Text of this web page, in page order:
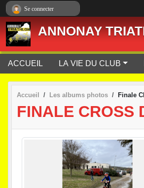
ANNONAY
ACCUEIL LA VIE DU CLUB
Accueil Les albums photos Finale
FINALE CROSS
Se connecter
Panneau de gestion des cookies